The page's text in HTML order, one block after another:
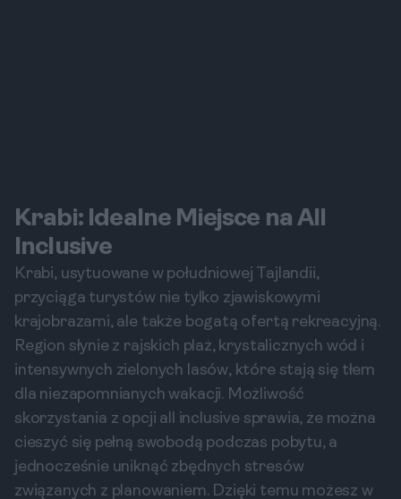
Krabi: Idealne Miejsce na All
Inclusive
Krabi, usytuowane w południowej Tajlandii,
przyciąga turystów nie tylko zjawiskowymi
krajobrazami, ale także bogatą ofertą rekreacyjną.
Region słynie z rajskich plaż, krystalicznych wód i
intensywnych zielonych lasów, które stają się tłem
dla niezapomnianych wakacji. Możliwość
skorzystania z opcji all inclusive sprawia, że można
cieszyć się pełną swobodą podczas pobytu, a
jednocześnie uniknąć zbędnych stresów
związanych z planowaniem. Dzięki temu możesz w